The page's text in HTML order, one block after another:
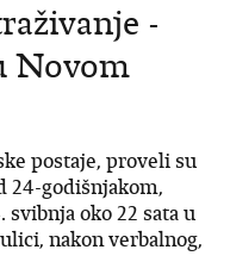
-
Novom
postaje, proveli su
24-godišnjakom,
svibnja oko 22 sata u
nakon verbalnog,